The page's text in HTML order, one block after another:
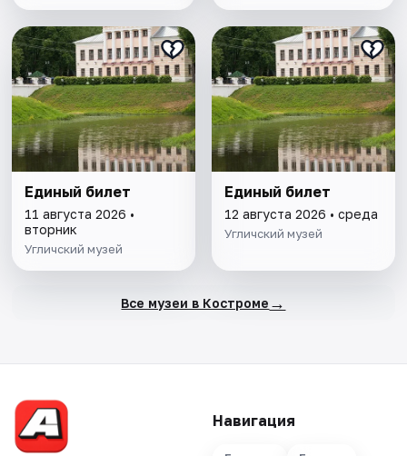
Единый билет
11 августа 2026 •
вторник
Угличский музей
Единый билет
12 августа 2026 • среда
Угличский музей
Все музеи в Костроме →
Навигация